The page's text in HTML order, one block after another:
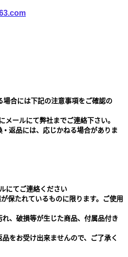
場合には下記の注意事項をご確認の
メールにて弊社までご連絡下さい。
• 返品には、応じかねる場合がありま
にてご連絡ください
保たれているものに限ります。ご使用
、破損等が生じた商品、付属品付き
をお受け出来ませんので、ご了承く